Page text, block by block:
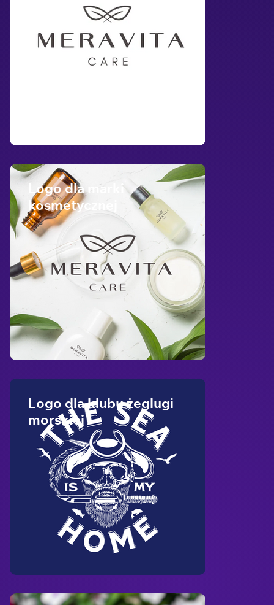
Logo dla marki
kosmetycznej
Logo dla klubu żeglugi
morskiej